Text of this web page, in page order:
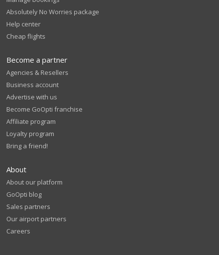
Absolutely No Worries package
Help center
Cheap flights
Become a partner
Agencies & Resellers
Business account
Advertise with us
Become GoOpti franchise
Affiliate program
Loyalty program
Bring a friend!
About
About our platform
GoOpti blog
Sales partners
Our airport partners
Careers